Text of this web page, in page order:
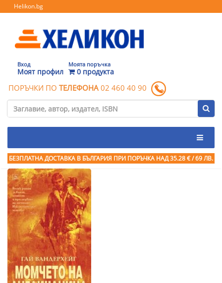
Helikon.bg
Вход
Моят профил
Моята поръчка
0 продукта
ПОРЪЧКИ ПО ТЕЛЕФОНА 02 460 40 90
БЕЗПЛАТНА ДОСТАВКА В БЪЛГАРИЯ ПРИ ПОРЪЧКА НАД 35.28 € / 69 ЛВ.